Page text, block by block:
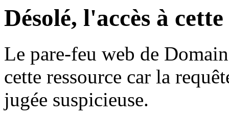
Désolé, l'accès à
Le pare-feu web de
cette ressource car la
jugée suspicieuse.